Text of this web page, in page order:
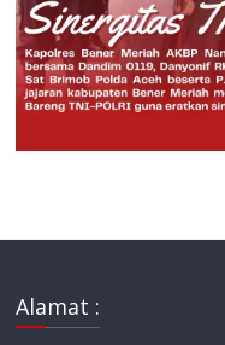
Alamat :